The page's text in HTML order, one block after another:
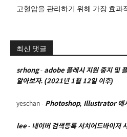
고혈압을 관리하기 위해 가장 효과
최신 댓글
srhong- adobe 플래시 지원 중지 및
알아보자. (2021년 1월 12일 이후)
yeschan - Photoshop, Illustrator 에
lee - 네이버 검색등록 서치어드바이저